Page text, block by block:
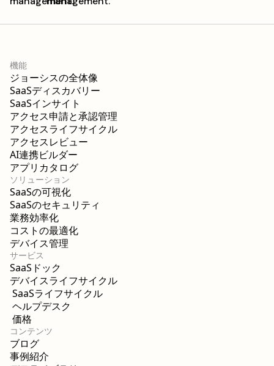
機能
ジョーシスの全体像
SaaSディスカバリー
SaaSインサイト
アクセス申請と承認管理
アクセスライフサイクル
アクセスレビュー
AI連携ビルダー
アプリカタログ
ソリューション
SaaSの可視化
SaaSのセキュリティ
業務効率化
コストの最適化
デバイス管理
サービス
SaaSドック
デバイスライフサイクル
SaaSライフサイクル
ヘルプデスク
価格
コンテンツ
ブログ
事例紹介